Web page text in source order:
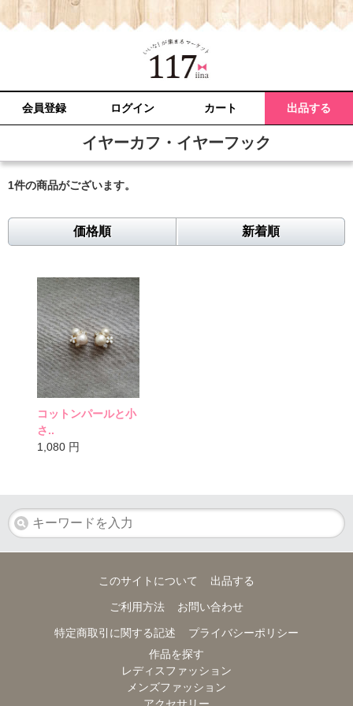
会員登録 ログイン カート 出品する
イヤーカフ・イヤーフック
1件の商品がございます。
価格順 新着順
コットンパールと小
さ..
1,080 円
このサイトについて 出品する
ご利用方法 お問い合わせ
特定商取引に関する記述
プライバシーポリシー
作品を探す
レディスファッション
メンズファッション
アクセサリー